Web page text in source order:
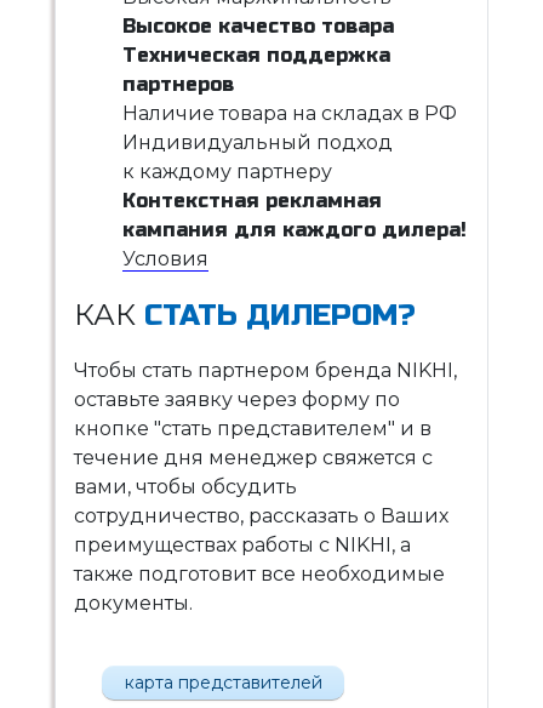
Высокое качество товара
Техническая поддержка
партнеров
Наличие товара на складах в РФ
Индивидуальный подход
к каждому партнеру
Контекстная рекламная
кампания для каждого дилера!
Условия
КАК СТАТЬ ДИЛЕРОМ?
Чтобы стать партнером бренда NIKHI,
оставьте заявку через форму по
кнопке "стать представителем" и в
течение дня менеджер свяжется с
вами, чтобы обсудить
сотрудничество, рассказать о Ваших
преимуществах работы с NIKHI, а
также подготовит все необходимые
документы.
карта представителей